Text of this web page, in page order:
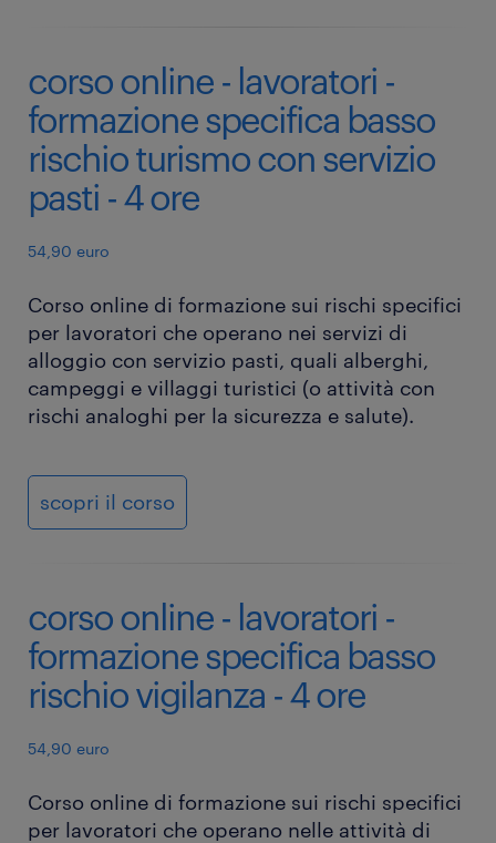
corso online - lavoratori -
formazione specifica basso
rischio turismo con servizio
pasti - 4 ore
54,90 euro
Corso online di formazione sui rischi specifici
per lavoratori che operano nei servizi di
alloggio con servizio pasti, quali alberghi,
campeggi e villaggi turistici (o attività con
rischi analoghi per la sicurezza e salute).
scopri il corso
corso online - lavoratori -
formazione specifica basso
rischio vigilanza - 4 ore
54,90 euro
Corso online di formazione sui rischi specifici
per lavoratori che operano nelle attività di